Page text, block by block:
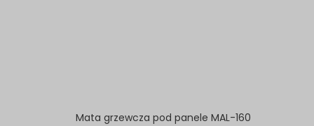
Mata grzewcza pod panele MAL-160